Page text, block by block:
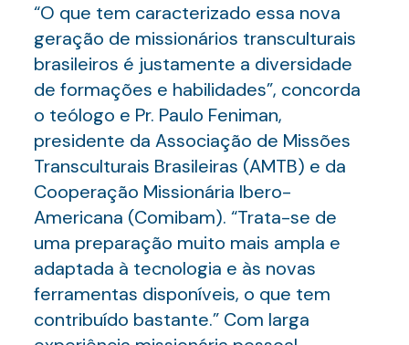
“O que tem caracterizado essa nova
geração de missionários transculturais
brasileiros é justamente a diversidade
de formações e habilidades”, concorda
o teólogo e Pr. Paulo Feniman,
presidente da Associação de Missões
Transculturais Brasileiras (AMTB) e da
Cooperação Missionária Ibero-
Americana (Comibam). “Trata-se de
uma preparação muito mais ampla e
adaptada à tecnologia e às novas
ferramentas disponíveis, o que tem
contribuído bastante.” Com larga